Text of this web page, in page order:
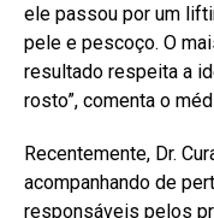
ele passou por um
pele e pescoço. O
resultado respeita a
rosto”, comenta o
Recentemente, Dr.
acompanhando de
responsáveis pelos